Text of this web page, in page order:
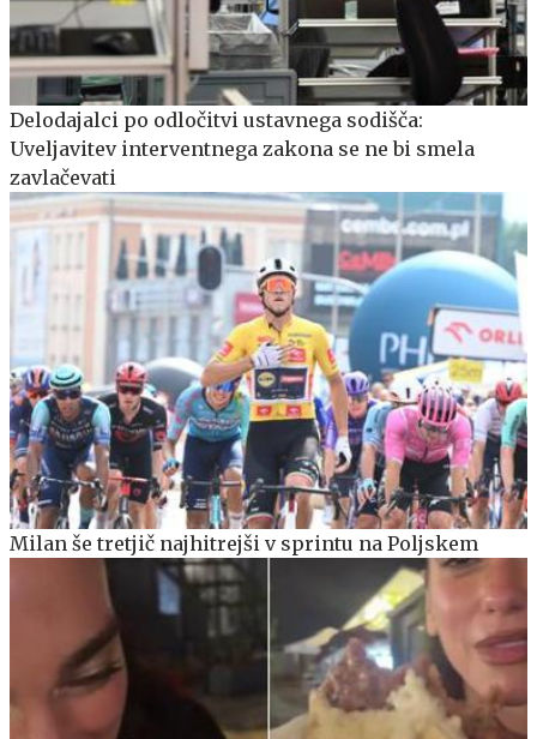
Delodajalci po odločitvi ustavnega sodišča:
Uveljavitev interventnega zakona se ne bi smela
zavlačevati
Milan še tretjič najhitrejši v sprintu na Poljskem